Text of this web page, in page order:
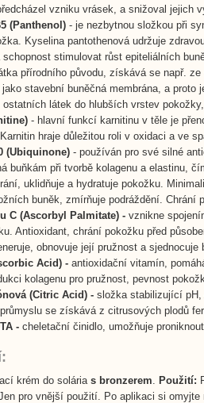
vzniku vrásek, a snižoval jejich
(Panthenol)- je nezbytnou složkou při
Kyselina pantothenová udržuje
stimulovat růst epiteliálních
přírodního původu, získává se např.
stavební buněčná membrána, a
látek do hlubších vrstev
- hlavní funkcí karnitinu v těle je
hraje důležitou roli v oxidaci a ve
(Ubiquinone)- používán pro své silné
buňkám při tvorbě kolagenu a elastinu,
uklidňuje a hydratuje pokožku.
buněk, zmírňuje podráždění. Chrání
C (Ascorbyl Palmitate)-vznikne
Antioxidant, chrání pokožku před
obnovuje její pružnost a
Acid)- antioxidační vitamín,
kolagenu pro pružnost, pevnost
(Citric Acid)-složka stabilizující pH,
se získává z citrusových plodů
- cheletační činidlo, umožňuje
krém do solária s bronzerem Použití:
pro vnější použití. Po aplikaci si